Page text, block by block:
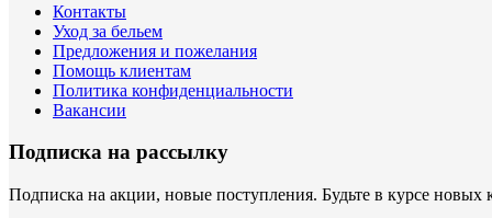
Контакты
Уход за бельем
Предложения и пожелания
Помощь клиентам
Политика конфиденциальности
Вакансии
Подписка на рассылку
Подписка на акции, новые поступления. Будьте в курсе новых